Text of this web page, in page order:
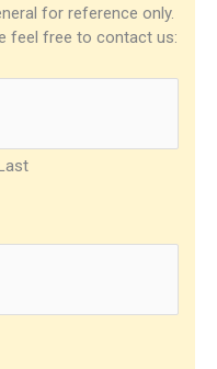
for reference only.
feel free to contact us: